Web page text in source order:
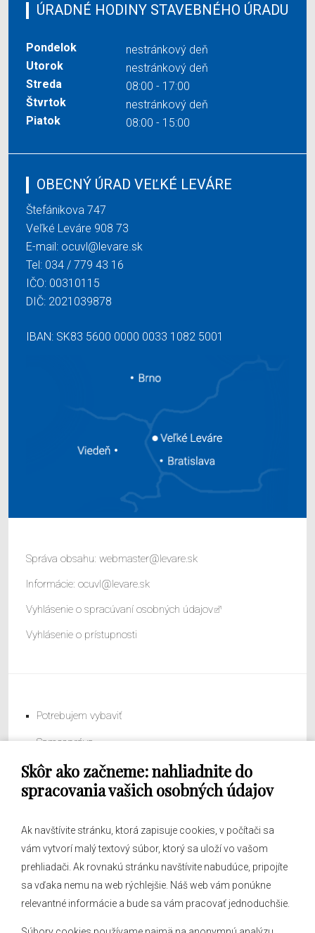
Skôr ako začneme: nahliadnite do
spracovania vašich osobných údajov
Ak navštívite stránku, ktorá zapisuje cookies, v počítači sa
vám vytvorí malý textový súbor, ktorý sa uloží vo vašom
prehliadači. Ak rovnakú stránku navštívite nabudúce, pripojíte
sa vďaka nemu na web rýchlejšie. Náš web vám ponúkne
relevantné informácie a bude sa vám pracovať jednoduchšie.
ÚRADNÉ HODINY STAVEBNÉHO ÚRADU
Pondelok
nestránkový deň
Utorok
nestránkový deň
Streda
08:00 - 17:00
Štvrtok
nestránkový deň
Piatok
08:00 - 15:00
OBECNÝ ÚRAD VEĽKÉ LEVÁRE
Štefánikova 747
Veľké Leváre 908 73
E-mail: ocuvl@levare.sk
Tel: 034 / 779 43 16
IČO: 00310115
DIČ: 2021039878
IBAN: SK83 5600 0000 0033 1082 5001
Správa obsahu: webmaster@levare.sk
Informácie: ocuvl@levare.sk
Vyhlásenie o spracúvaní osobných údajov
Vyhlásenie o prístupnosti
Potrebujem vybaviť
Samospráva
Obecný úrad
O obci
Hlásenia obecného rozhlasu